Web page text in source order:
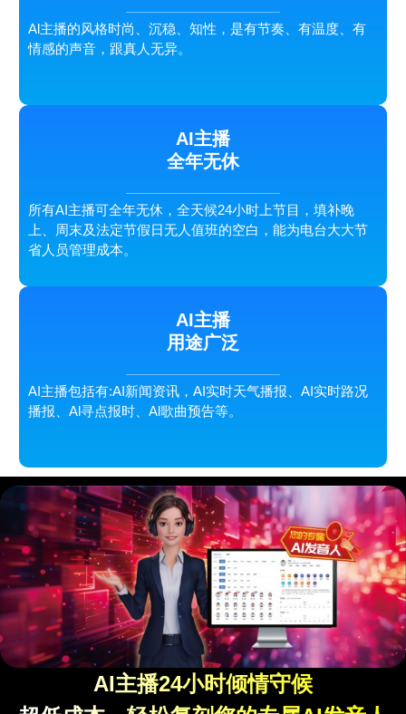
Al主播的风格时尚、沉稳、知性，是有节奏、有温度、有
情感的声音，跟真人无异。
AI主播
全年无休
所有AI主播可全年无休，全天候24小时上节目，填补晚
上、周末及法定节假日无人值班的空白，能为电台大大节
省人员管理成本。
AI主播
用途广泛
AI主播包括有:AI新闻资讯，AI实时天气播报、AI实时路况
播报、Al寻点报时、Al歌曲预告等。
AI主播24小时倾情守候